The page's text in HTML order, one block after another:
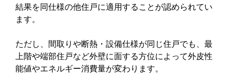
結果を同仕様の他住戸に適用することが認められてい
ます。
ただし、間取りや断熱・設備仕様が同じ住戸でも、最
上階や端部住戸など外壁に面する方位によって外皮性
能値やエネルギー消費量が変わります。